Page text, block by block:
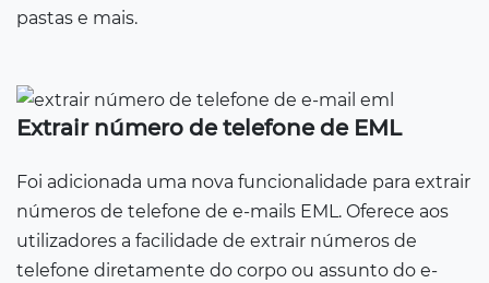
pastas e mais.
Extrair número de telefone de EML
Foi adicionada uma nova funcionalidade para extrair
números de telefone de e-mails EML. Oferece aos
utilizadores a facilidade de extrair números de
telefone diretamente do corpo ou assunto do e-